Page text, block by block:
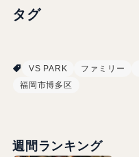
タグ
VS PARK
ファミリー
福岡市博多区
週間ランキング